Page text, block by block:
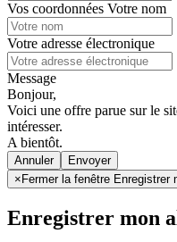
Vos coordonnées Votre nom
Votre adresse électronique
Message
Bonjour,
Voici une offre parue sur le
intéresser.
A bientôt.
Annuler
× Fermer la fenêtre Enregistrer
Enregistrer mon